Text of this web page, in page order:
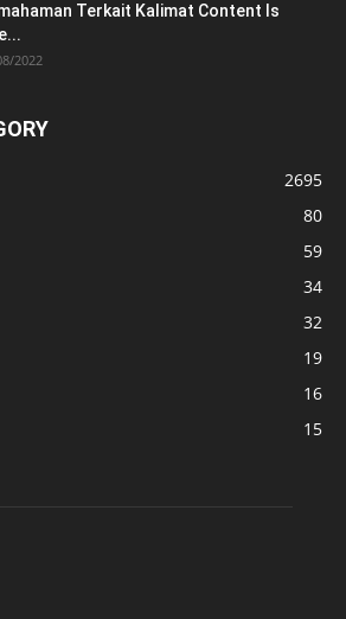
Terkait Kalimat Content Is
2022
2695
80
59
34
32
19
16
15